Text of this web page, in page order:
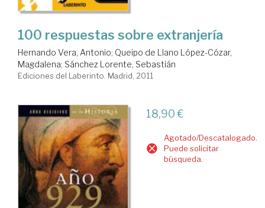
100 respuestas sobre extranjería
Hernando Vera, Antonio; Queipo de Llano López-Cózar,
Magdalena; Sánchez Lorente, Sebastián
Ediciones del Laberinto. Madrid, 2011
18,90 €
Agotado/Descatalogado.
Puede solicitar
búsqueda.